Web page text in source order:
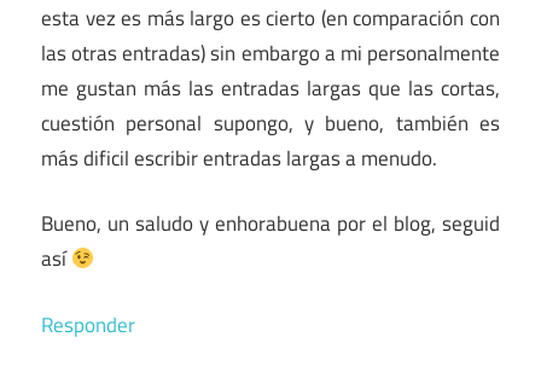
esta vez es más largo es cierto (en comparación con
las otras entradas) sin embargo a mi personalmente
me gustan más las entradas largas que las cortas,
cuestión personal supongo, y bueno, también es
más dificil escribir entradas largas a menudo.
Bueno, un saludo y enhorabuena por el blog, seguid
así
Responder